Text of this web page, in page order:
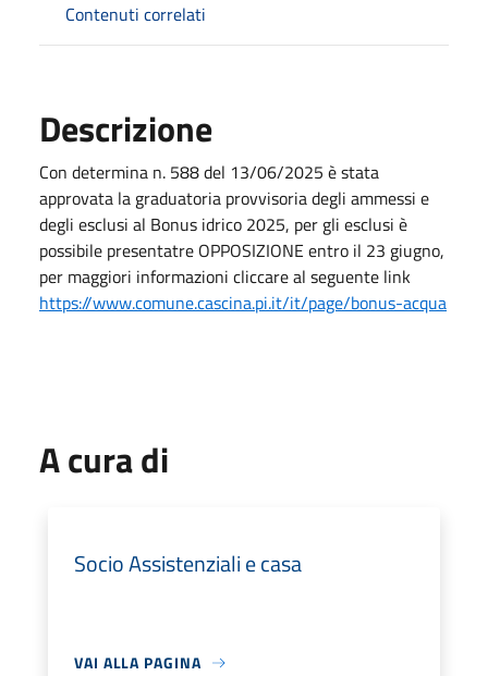
Contenuti correlati
Descrizione
Con determina n. 588 del 13/06/2025 è stata
approvata la graduatoria provvisoria degli ammessi e
degli esclusi al Bonus idrico 2025, per gli esclusi è
possibile presentatre OPPOSIZIONE entro il 23 giugno,
per maggiori informazioni cliccare al seguente link
https://www.comune.cascina.pi.it/it/page/bonus-acqua
A cura di
Socio Assistenziali e casa
VAI ALLA PAGINA